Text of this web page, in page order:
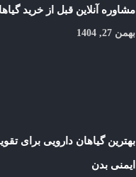
مشاوره آنلاین قبل از خرید
بهمن 27, 1404
بهترین گیاهان دارویی برای
ایمنی بدن